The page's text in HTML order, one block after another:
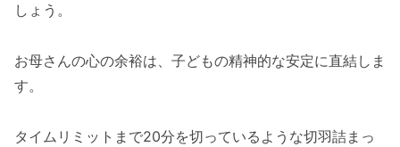
しょう。
お母さんの心の余裕は、子どもの精神的な安定に直結しま
す。
タイムリミットまで20分を切っているような切羽詰まっ